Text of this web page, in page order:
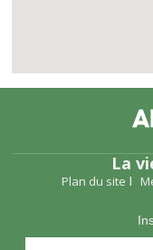
La
Plan du site